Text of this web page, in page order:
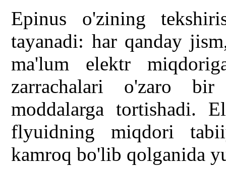
Epinus o'zining
tayanadi: har qanday
ma'lum elektr
zarrachalari o'zaro
moddalarga tortishadi.
flyuidning miqdori
kamroq bo'lib qolganida